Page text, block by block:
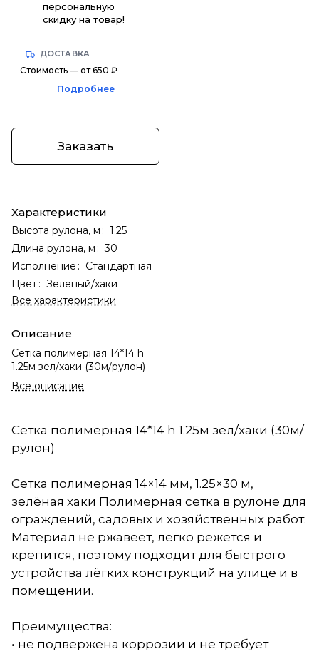
персональную
скидку на товар!
ДОСТАВКА
Стоимость — от 650 ₽
Подробнее
Заказать
Характеристики
Высота рулона, м : 1.25
Длина рулона, м : 30
Исполнение : Стандартная
Цвет: Зеленый/хаки
Все характеристики
Описание
Сетка полимерная 14*14 h
1.25м зел/хаки (30м/рулон)
Все описание
Сетка полимерная 14*14 h 1.25м зел/хаки (30м/
рулон)
Сетка полимерная 14×14 мм, 1.25×30 м,
зелёная хаки Полимерная сетка в рулоне для
ограждений, садовых и хозяйственных работ.
Материал не ржавеет, легко режется и
крепится, поэтому подходит для быстрого
устройства лёгких конструкций на улице и в
помещении.
Преимущества:
• не подвержена коррозии и не требует